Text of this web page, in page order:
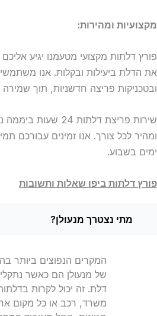
מקצועיות ומהירות:
פורץ דלתות מקצועי מטעמנו יגיע
את הדלת ביעילות ובקלות. אנו
ובטכניקות פריצה חדשניות, תוך
שירות פריצת דלתות
ימים בשבוע.
פורץ דלתות ביפו שאלות ותשובות
מתי נצטרך מנעולן?
המקרים הנפוצים ביותר
של מנעולן הם כאשר
דלת. זה יכול לקרות
משרד, רכב או כל מקום